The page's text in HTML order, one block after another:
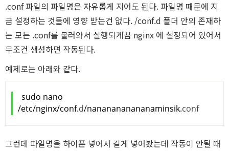
.conf 파일의 파일명은 자유롭게 지어도 된다. 파일명 때문에 지
금 설정하는 것들에 영향 받는건 없다. /conf.d 폴더 안의 존재하
는 모든 .conf를 불러와서 실행되게끔 nginx 에 설정되어 있어서
무조건 생성하면 작동된다.
예제로는 아래와 같다.
sudo nano
/etc/nginx/conf.d/nananananananaminsik.conf
그런데 파일명을 하이픈 넣어서 길게 넣어봤는데 작동이 안될 때